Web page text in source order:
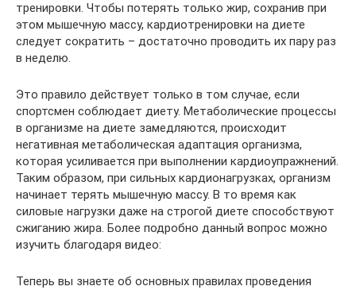
тренировки. Чтобы потерять только жир, сохранив при
этом мышечную массу, кардиотренировки на диете
следует сократить – достаточно проводить их пару раз
в неделю.
Это правило действует только в том случае, если
спортсмен соблюдает диету. Метаболические процессы
в организме на диете замедляются, происходит
негативная метаболическая адаптация организма,
которая усиливается при выполнении кардиоупражнений.
Таким образом, при сильных кардионагрузках, организм
начинает терять мышечную массу. В то время как
силовые нагрузки даже на строгой диете способствуют
сжиганию жира. Более подробно данный вопрос можно
изучить благодаря видео:
Теперь вы знаете об основных правилах проведения